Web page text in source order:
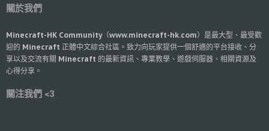
關於我們
Minecraft-HK Community（www.minecraft-hk.com）是最大型、最受歡
迎的 Minecraft 正體中文綜合社區。致力向玩家提供一個舒適的平台接收、分
享以及交流有關 Minecraft 的最新資訊、專業教學、遊戲伺服器、相關資源及
心得分享。
關注我們 <3